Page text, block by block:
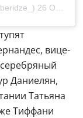
26 Окт 2020 в 2:56 PDT
вице-
Даниелян,
Татьяна
Тиффани